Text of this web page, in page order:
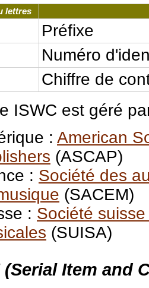
lettres
Préfixe
Numéro
Chiffre de
ISWC est géré
: American
(ASCAP)
: Société des
(SACEM)
: Société
(SUISA)
(Serial Item and